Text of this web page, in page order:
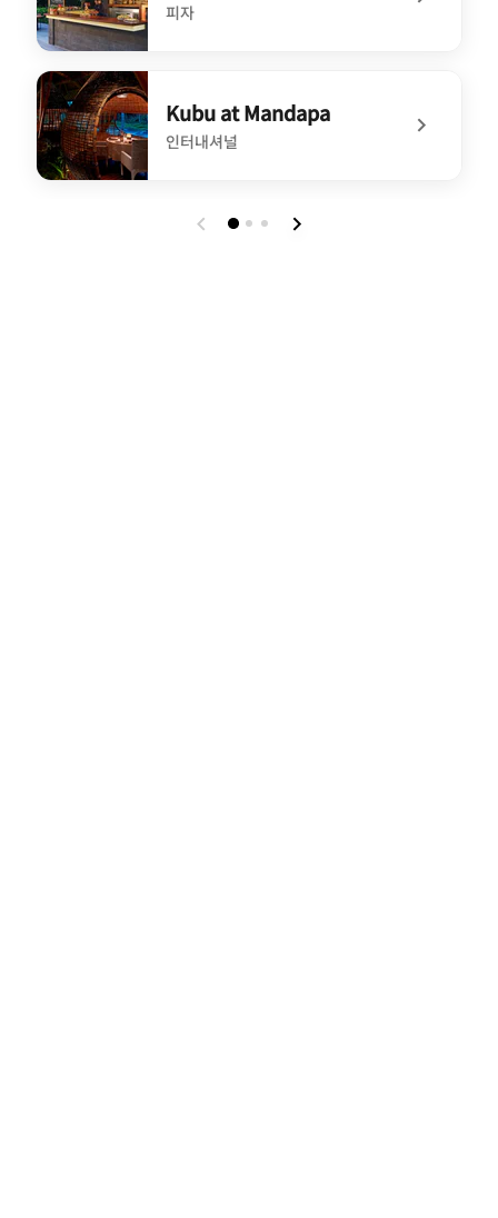
피자
undefined Umah Pizza
Kubu at Mandapa
인터내셔널
undefined Kubu at Mandapa